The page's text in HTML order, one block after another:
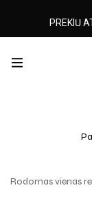
Rodomas vienas
PREKIŲ